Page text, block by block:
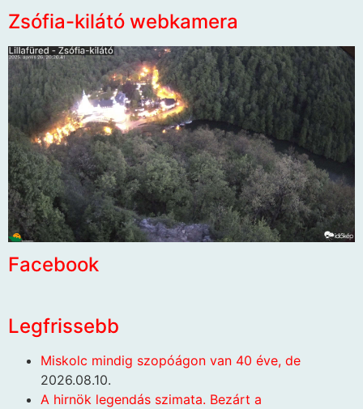
Zsófia-kilátó webkamera
Facebook
Legfrissebb
Miskolc mindig szopóágon van 40 éve, de
2026.08.10.
A hirnök legendás szimata. Bezárt a